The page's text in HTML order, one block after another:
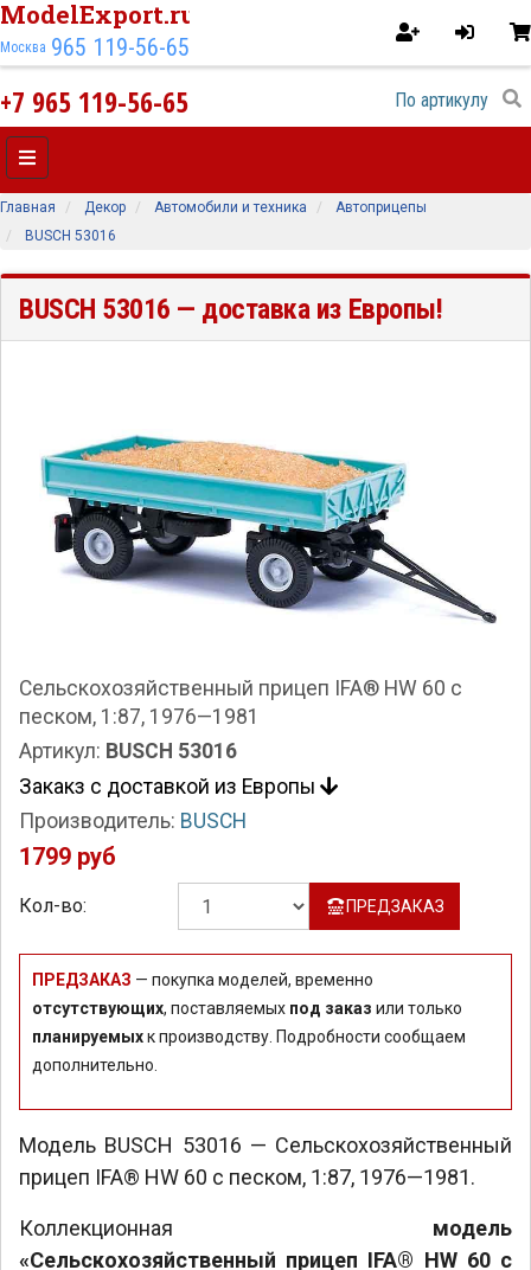
ModelExport.ru
Москва 965 119-56-65
+7 965 119-56-65
Главная Декор Автомобили и техника
Автоприцепы
BUSCH 53016
BUSCH 53016 — доставка из Европы!
Сельскохозяйственный прицеп IFA® HW 60 с
песком, 1:87, 1976—1981
Артикул: BUSCH 53016
Закакз с доставкой из Европы
Производитель: BUSCH
1799 руб
Кол-во: ПРЕДЗАКАЗ
ПРЕДЗАКАЗ — покупка моделей, временно
отсутствующих, поставляемых под заказ или только
планируемыхк производству. Подробности сообщаем
дополнительно.
Модель BUSCH 53016 — Сельскохозяйственный
прицеп IFA® HW 60 с песком, 1:87, 1976—1981.
Коллекционная модель
«Сельскохозяйственный прицеп IFA® HW 60 с